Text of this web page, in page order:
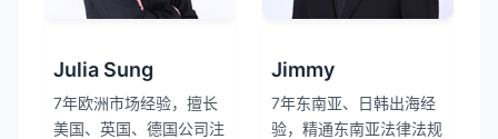
Julia Sung
7年欧洲市场经验，擅长
美国、英国、德国公司注
Jimmy
7年东南亚、日韩出海经
验，精通东南亚法律法规